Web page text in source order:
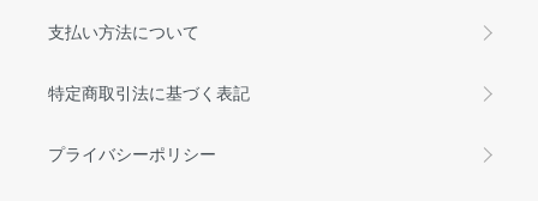
支払い方法について
特定商取引法に基づく表記
プライバシーポリシー